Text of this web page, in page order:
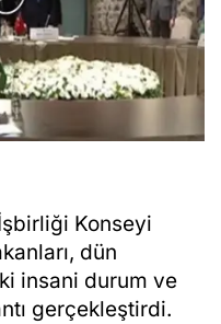
Konseyi
dün
insani durum ve
gerçekleştirdi.